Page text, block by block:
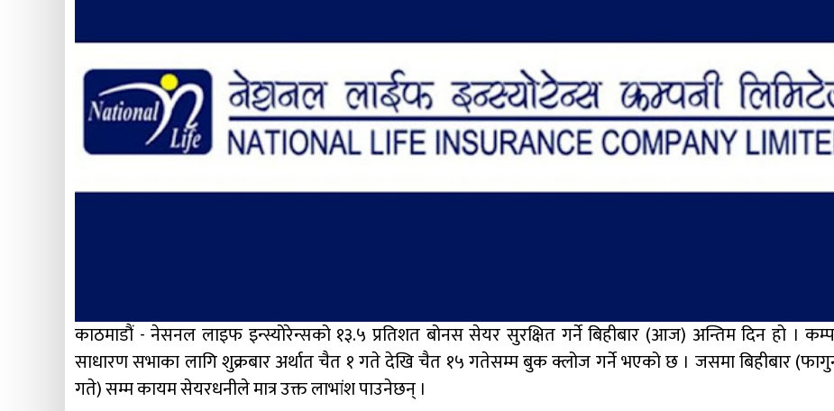
काठमाडौं - नेसनल लाइफ इन्स्योरेन्सको १३.५ प्रतिशत बोनस सेयर सुरक्षित गर्ने बिहीबार (आज) अन्तिम दिन हो ।
साधारण सभाका लागि शुक्रबार अर्थात चैत १ गते देखि चैत १५ गतेसम्म बुक क्लोज गर्ने भएको छ । जसमा बिहीबार
गते) सम्म कायम सेयरधनीले मात्र उक्त लाभांश पाउनेछन् ।